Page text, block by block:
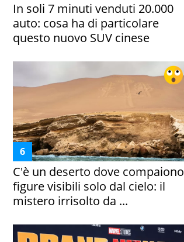
In soli 7 minuti venduti 20.000
auto: cosa ha di particolare
questo nuovo SUV cinese
C'è un deserto dove compaiono
figure visibili solo dal cielo: il
mistero irrisolto da ...